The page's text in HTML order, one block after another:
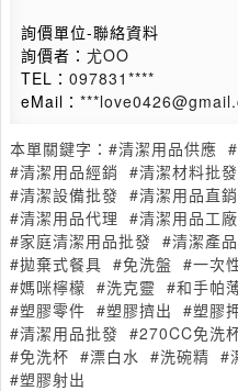
詢價單位-聯絡資料
詢價者： 尤OO
TEL： 097831****
eMail：
本單關鍵字： #清潔用品供應
#清潔用品經銷 #清潔材料批發
#清潔設備批發 #清潔用品直銷
#清潔用品代理 #清潔用品工廠
#家庭清潔用品批發 #清潔產
#拋棄式餐具 #免洗盤 #一次
#媽咪檸檬 #洗克靈 #和手帕
#塑膠零件 #塑膠擠出 #塑膠
#清潔用品批發 #270CC免洗
#免洗杯 #漂白水 #洗碗精 #
#塑膠射出